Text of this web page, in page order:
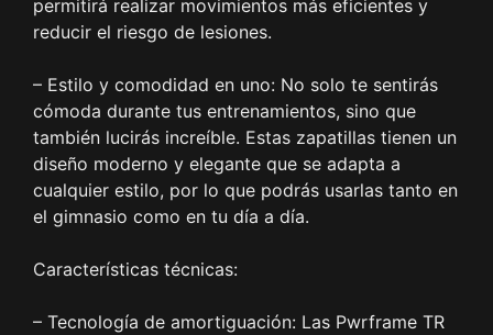
permitirá realizar movimientos más eficientes y
reducir el riesgo de lesiones.
– Estilo y comodidad en uno: No solo te sentirás
cómoda durante tus entrenamientos, sino que
también lucirás increíble. Estas zapatillas tienen un
diseño moderno y elegante que se adapta a
cualquier estilo, por lo que podrás usarlas tanto en
el gimnasio como en tu día a día.
Características técnicas:
– Tecnología de amortiguación: Las Pwrframe TR